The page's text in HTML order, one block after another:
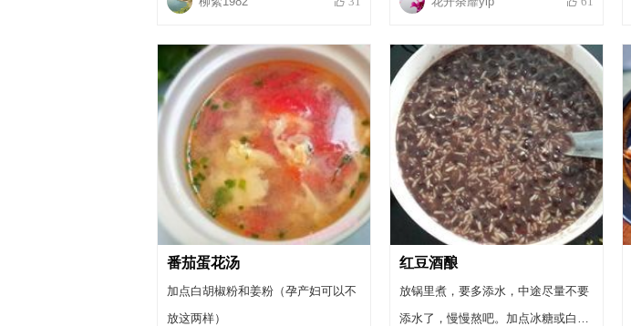
元气哦
番茄蛋花汤
加点白胡椒粉和姜粉（孕产妇可以不
放这两样）
红豆酒酿
放锅里煮，要多添水，中途尽量不要
添水了，慢慢熬吧。加点冰糖或白